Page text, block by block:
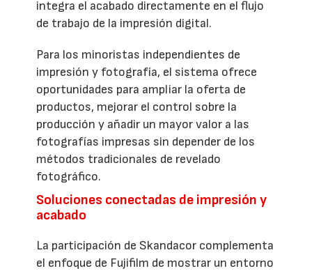
integra el acabado directamente en el flujo
de trabajo de la impresión digital.
Para los minoristas independientes de
impresión y fotografía, el sistema ofrece
oportunidades para ampliar la oferta de
productos, mejorar el control sobre la
producción y añadir un mayor valor a las
fotografías impresas sin depender de los
métodos tradicionales de revelado
fotográfico.
Soluciones conectadas de impresión y
acabado
La participación de Skandacor complementa
el enfoque de Fujifilm de mostrar un entorno